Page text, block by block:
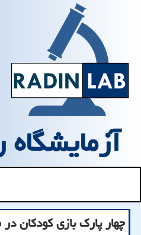
چهار پارك بازی كودكان